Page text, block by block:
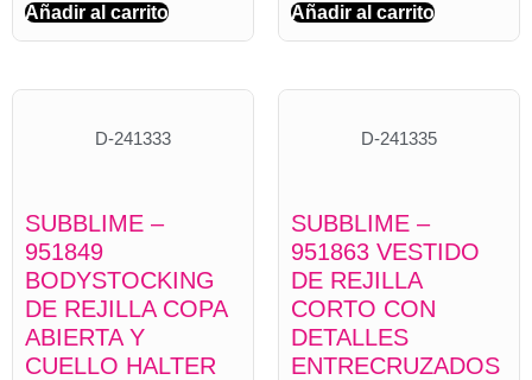
Añadir al carrito Añadir al carrito
D-241333
SUBBLIME –
951849
BODYSTOCKING
DE REJILLA COPA
ABIERTA Y
CUELLO HALTER
D-241335
SUBBLIME –
951863 VESTIDO
DE REJILLA
CORTO CON
DETALLES
ENTRECRUZADOS